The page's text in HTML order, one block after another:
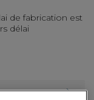
de fabrication est
délai